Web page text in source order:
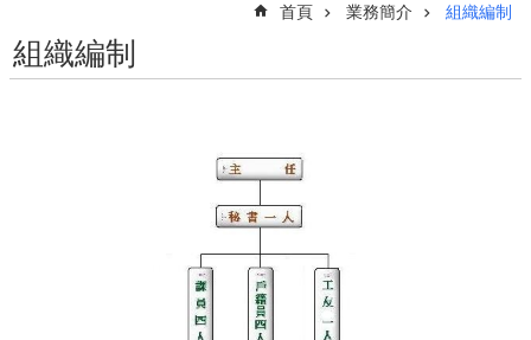
首頁 業務簡介 組織編制
組織編制